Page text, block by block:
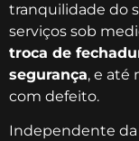
tranquilidade do
serviços sob
troca de
segurança, e até
com defeito.
Independente da